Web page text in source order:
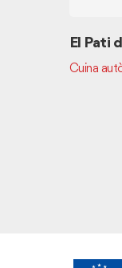
El Pati
Cuina